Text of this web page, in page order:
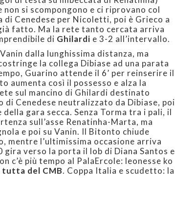
non si scompongono e ci riprovano col
di Cenedese per Nicoletti, poi è Grieco a
fatto. Ma la rete tanto cercata arriva
di Ghilardi e 3-2 all’intervallo.
dalla lunghissima distanza, ma
la collega Dibiase ad una parata
Guarino attende il 6’ per reinserire il
aumenta così il possesso e alza la
sul mancino di Ghilardi destinato
di Cenedese neutralizzato da Dibiase, poi
gara secca. Senza Torma tra i pali, il
sull’asse Renatinha-Marta, ma
e poi su Vanin. Il Bitonto chiude
mentre l’ultimissima occasione arriva
gira verso la porta il lob di Diana Santos e
c’è più tempo al PalaErcole: leonesse ko
del CMB. Coppa Italia e scudetto: la